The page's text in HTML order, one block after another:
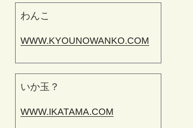
わんこ
WWW.KYOUNOWANKO.COM
いか玉？
WWW.IKATAMA.COM